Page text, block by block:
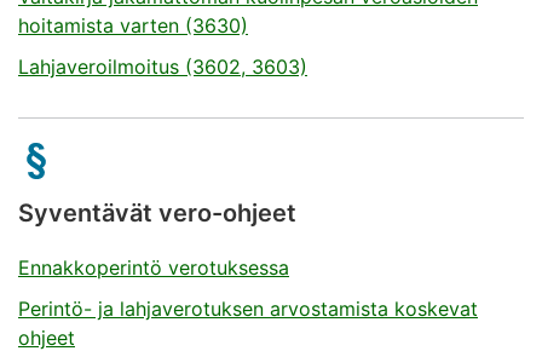
hoitamista varten (3630)
Lahjaveroilmoitus (3602, 3603)
Syventävät vero-ohjeet
Ennakkoperintö verotuksessa
Perintö- ja lahjaverotuksen arvostamista koskevat
ohjeet